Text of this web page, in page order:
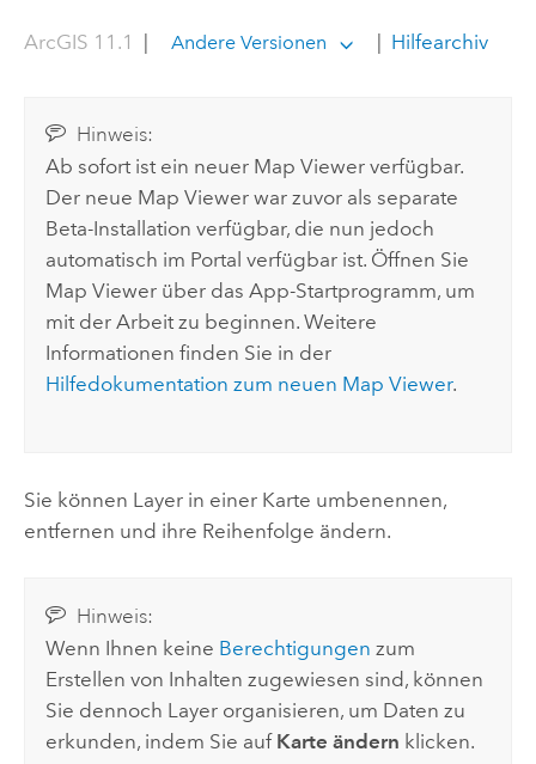
ArcGIS 11.1 | Andere Versionen | Hilfearchiv
Hinweis:
Ab sofort ist ein neuer Map Viewer verfügbar.
Der neue Map Viewer war zuvor als separate
Beta-Installation verfügbar, die nun jedoch
automatisch im Portal verfügbar ist. Öffnen Sie
Map Viewer über das App-Startprogramm, um
mit der Arbeit zu beginnen. Weitere
Informationen finden Sie in der
Hilfedokumentation zum neuen Map Viewer.
Sie können Layer in einer Karte umbenennen,
entfernen und ihre Reihenfolge ändern.
Hinweis:
Wenn Ihnen keine Berechtigungen zum
Erstellen von Inhalten zugewiesen sind, können
Sie dennoch Layer organisieren, um Daten zu
erkunden, indem Sie auf Karte ändern klicken.